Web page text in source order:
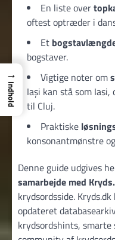
En liste over
oftest optræder i
Et
bogstaver.
Vigtige noter om
Iași kan stå som
til Cluj.
Praktiske
konsonantmønstre
Denne guide udgives
samarbejde med
krydsordsside.
opdateret
krydsordshints,
→
Indhold